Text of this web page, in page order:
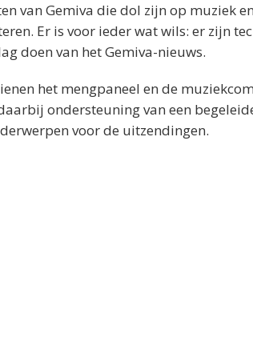
van Gemiva die dol zijn op muziek
Er is voor ieder wat wils: er zijn
doen van het Gemiva-nieuws.
het mengpaneel en de
ondersteuning van een
voor de uitzendingen.